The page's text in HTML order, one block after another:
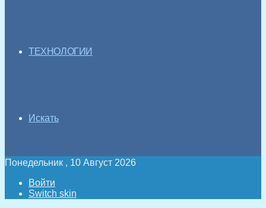
ТЕХНОЛОГИИ
Искать
Понедельник , 10 Август 2026
Войти
Switch skin